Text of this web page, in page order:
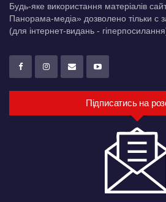
Будь-яке використання матеріалів
Панорама-медіа» дозволено тільки c
(для інтернет-видань -
Підписатись на